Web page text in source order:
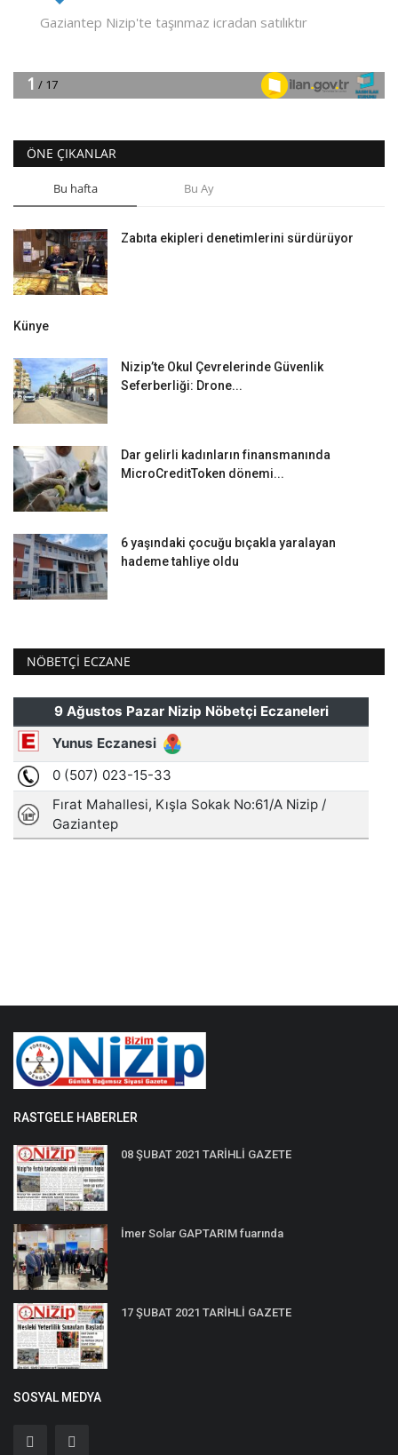
ÖNE ÇIKANLAR
Bu hafta Bu Ay
Zabıta ekipleri denetimlerini sürdürüyor
Künye
Nizip’te Okul Çevrelerinde Güvenlik
Seferberliği: Drone...
Dar gelirli kadınların finansmanında
MicroCreditToken dönemi...
6 yaşındaki çocuğu bıçakla yaralayan
hademe tahliye oldu
NÖBETÇI ECZANE
RASTGELE HABERLER
08 ŞUBAT 2021 TARİHLİ GAZETE
İmer Solar GAPTARIM fuarında
17 ŞUBAT 2021 TARİHLİ GAZETE
SOSYAL MEDYA